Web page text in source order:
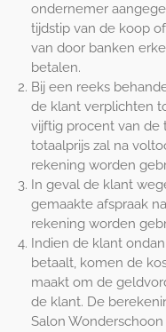
ondernemer
tijdstip van de koop
van door banken
betalen.
Bij een reeks
de klant verplichten
vijftig procent van de
totaalprijs zal na
rekening worden
In geval de klant
gemaakte afspraak
rekening worden
Indien de klant
betaalt, komen de
maakt om de
de klant. De
Salon